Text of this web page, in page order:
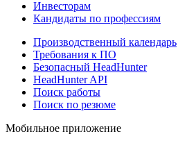
Инвесторам
Кандидаты по профессиям
Производственный календарь
Требования к ПО
Безопасный HeadHunter
HeadHunter API
Поиск работы
Поиск по резюме
Мобильное приложение